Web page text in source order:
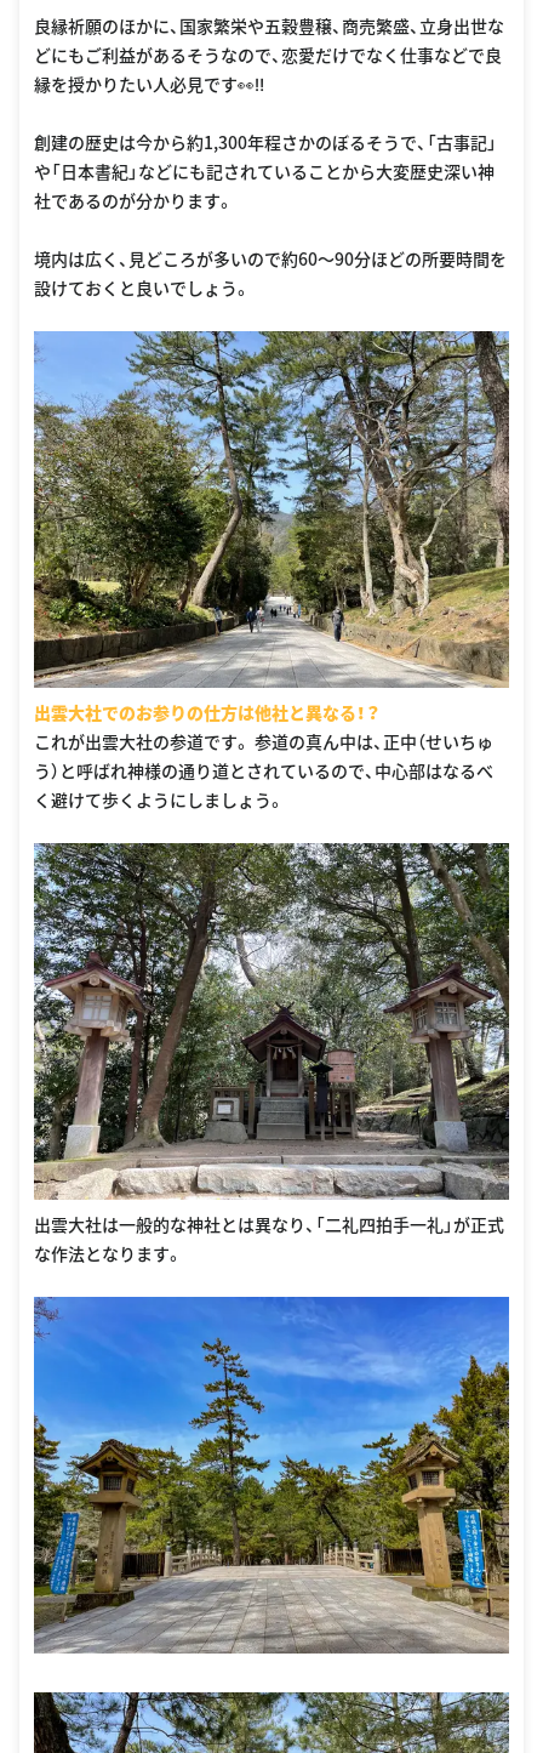
良縁祈願のほかに、国家繁栄や五穀豊穣、商売繁盛、立身出世な
どにもご利益があるそうなので、恋愛だけでなく仕事などで良
縁を授かりたい人必見です👀‼️
創建の歴史は今から約1,300年程さかのぼるそうで、「古事記」
や「日本書紀」などにも記されていることから大変歴史深い神
社であるのが分かります。
境内は広く、見どころが多いので約60〜90分ほどの所要時間を
設けておくと良いでしょう。
出雲大社でのお参りの仕方は他社と異なる！？
これが出雲大社の参道です。 参道の真ん中は、正中（せいちゅ
う）と呼ばれ神様の通り道とされているので、中心部はなるべ
く避けて歩くようにしましょう。
出雲大社は一般的な神社とは異なり、「二礼四拍手一礼」が正式
な作法となります。